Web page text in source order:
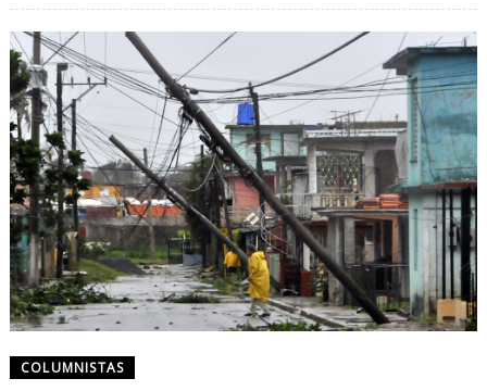
COLUMNISTAS